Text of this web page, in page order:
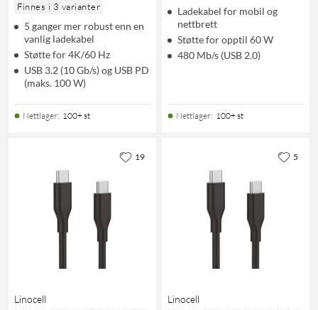
Finnes i 3 varianter
5 ganger mer robust enn en
vanlig ladekabel
Støtte for 4K/60 Hz
USB 3.2 (10 Gb/s) og USB PD
(maks. 100 W)
Nettlager: 100+ st
Ladekabel for mobil og
nettbrett
Støtte for opptil 60 W
480 Mb/s (USB 2.0)
Nettlager: 100+ st
Linocell
19
Linocell
5